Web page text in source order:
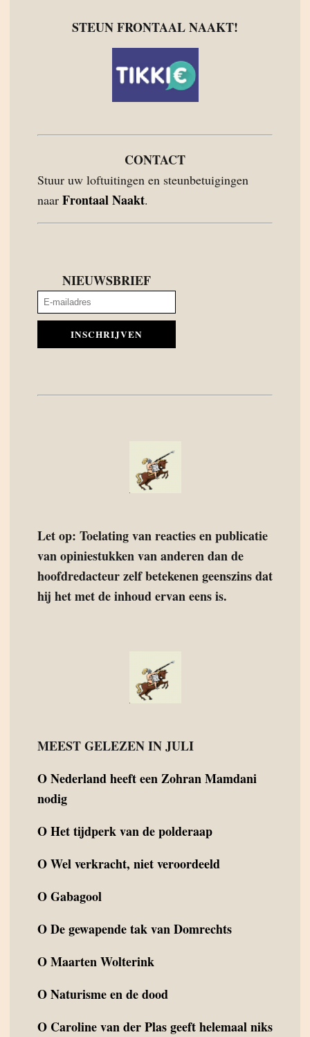
STEUN FRONTAAL NAAKT!
CONTACT
Stuur uw loftuitingen en steunbetuigingen
naar Frontaal Naakt.
NIEUWSBRIEF
INSCHRIJVEN
Let op: Toelating van reacties en publicatie
van opiniestukken van anderen dan de
hoofdredacteur zelf betekenen geenszins dat
hij het met de inhoud ervan eens is.
MEEST GELEZEN IN JULI
ONederland heeft een Zohran Mamdani
nodig
OHet tijdperk van de polderaap
OWel verkracht, niet veroordeeld
OGabagool
ODe gewapende tak van Domrechts
OMaarten Wolterink
ONaturisme en de dood
O Caroline van der Plas geeft helemaal niks